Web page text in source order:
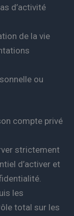
d’activité
de la vie
ou
compte privé
strictement
d’activer et
les
total sur les